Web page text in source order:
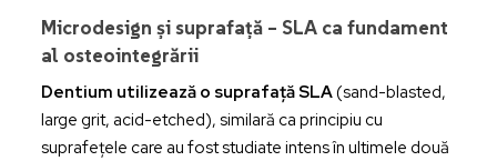
Microdesign și suprafață – SLA ca fundament
al osteointegrării
Dentium utilizează o suprafață SLA(sand-blasted,
large grit, acid-etched), similară ca principiu cu
suprafețele care au fost studiate intens în ultimele două